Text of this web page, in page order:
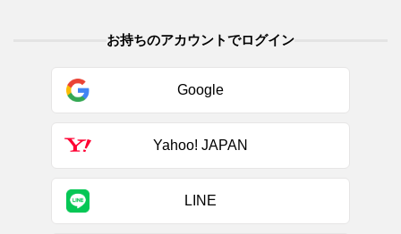
お持ちのアカウントでログイン
Google
Yahoo! JAPAN
LINE